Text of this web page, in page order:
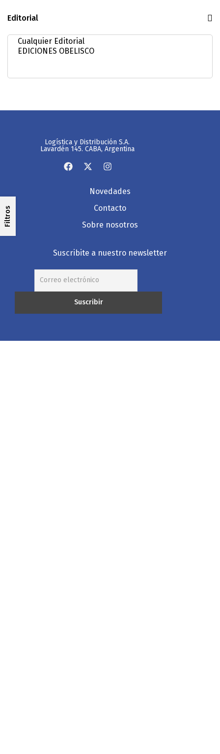
Editorial
Filtros
Logística y Distribución S.A.
Lavardén 145. CABA, Argentina
Novedades
Contacto
Sobre nosotros
Suscribite a nuestro newsletter